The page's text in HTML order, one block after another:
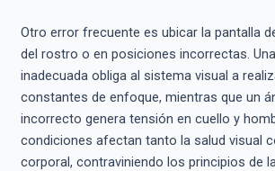
Otro error frecuente es ubicar la pantalla
del rostro o en posiciones incorrectas.
inadecuada obliga al sistema visual a
constantes de enfoque, mientras que un
incorrecto genera tensión en cuello y
condiciones afectan tanto la salud visual
corporal, contraviniendo los principios de